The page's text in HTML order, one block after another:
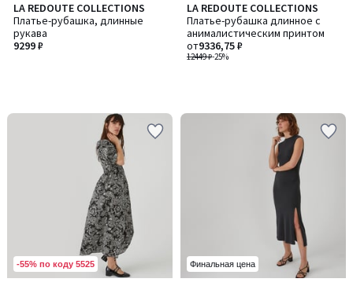
LA REDOUTE COLLECTIONS
Платье-рубашка, длинные
рукава
9299 ₽
LA REDOUTE COLLECTIONS
Платье-рубашка длинное с
анималистическим принтом
12449 ₽-25%
от9336,75 ₽
-55% по коду 5525 Финальная цена